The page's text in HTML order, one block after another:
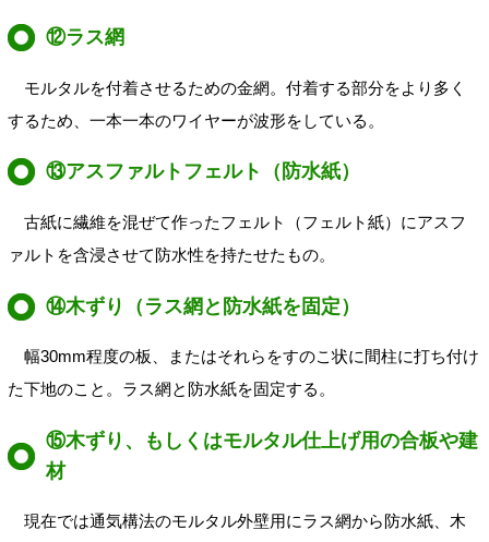
⑫ラス網
モルタルを付着させるための金網。付着する部分をより多く
するため、一本一本のワイヤーが波形をしている。
⑬アスファルトフェルト（防水紙）
古紙に繊維を混ぜて作ったフェルト（フェルト紙）にアスフ
ァルトを含浸させて防水性を持たせたもの。
⑭木ずり（ラス網と防水紙を固定）
幅30mm程度の板、またはそれらをすのこ状に間柱に打ち付け
た下地のこと。ラス網と防水紙を固定する。
⑮木ずり、もしくはモルタル仕上げ用の合板や建
材
現在では通気構法のモルタル外壁用にラス網から防水紙、木